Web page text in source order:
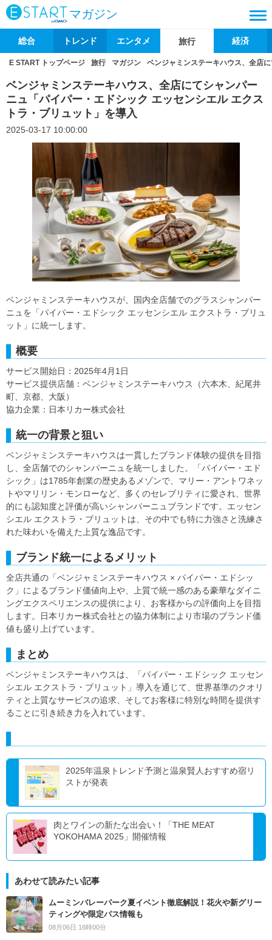
マガジン
総合 トレンド エンタメ 旅行 経済
E START トップページ 旅行 マガジン ベンジャミンステーキハウス、全店
ベンジャミンステーキハウス、全店にてシャンパー
ニュ「パイパー・エドシック エッセンシエル エクス
トラ・ブリュット」を導入
2025-03-17 10:00:00
ベンジャミンステーキハウスが、国内全店舗でのグラスシャンパー
ニュを「パイパー・エドシック エッセンシエル エクストラ・ブリュ
ット」に統一します。
概要
サービス開始日：2025年4月1日
サービス提供店舗：ベンジャミンステーキハウス（六本木、紀尾井
町、京都、大阪）
協力企業：日本リカー株式会社
統一の背景と狙い
ベンジャミンステーキハウスは一貫したブランド体験の提供を目指
し、全店舗でのシャンパーニュを統一しました。「パイパー・エド
シック」は1785年創業の歴史あるメゾンで、マリー・アントワネッ
トやマリリン・モンローなど、多くのセレブリティに愛され、世界
的にも認知度と評価が高いシャンパーニュブランドです。エッセン
シエル エクストラ・ブリュットは、その中でも特に力強さと洗練さ
れた味わいを備えた上質な逸品です。
ブランド統一によるメリット
全店共通の「ベンジャミンステーキハウス × パイパー・エドシッ
ク」によるブランド価値向上や、上質で統一感のある豪華なダイニ
ングエクスペリエンスの提供により、お客様からの評価向上を目指
します。日本リカー株式会社との協力体制により市場のブランド価
値も盛り上げています。
まとめ
ベンジャミンステーキハウスは、「パイパー・エドシック エッセン
シエル エクストラ・ブリュット」導入を通じて、世界基準のクオリ
ティと上質なサービスの追求、そしてお客様に特別な時間を提供す
ることに引き続き力を入れています。
2025年温泉トレンド予測と温泉賢人おすすめ宿リ
ストが発表
肉とワインの新たな出会い！「THE MEAT
YOKOHAMA 2025」開催情報
あわせて読みたい記事
ムーミンバレーパーク夏イベント徹底解説！花火や新グリー
ティングや限定パス情報も
08月06日 16時00分